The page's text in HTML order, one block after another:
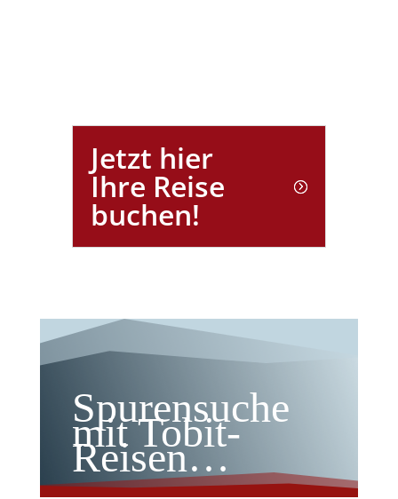
Jetzt hier
Ihre Reise
buchen!
Spurensuche
mit Tobit-
Reisen…